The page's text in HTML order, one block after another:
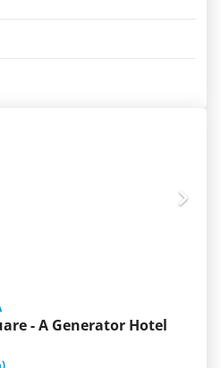
- A Generator Hotel